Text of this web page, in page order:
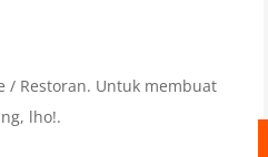
Restoran. Untuk membuat
lho!.